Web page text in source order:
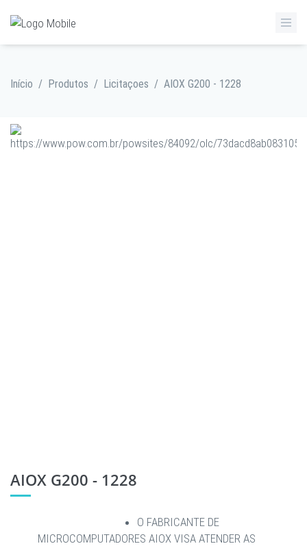
Início / Produtos / Licitaçoes / AIOX G200 - 1228
AIOX G200 - 1228
O FABRICANTE DE
MICROCOMPUTADORES AIOX VISA ATENDER AS